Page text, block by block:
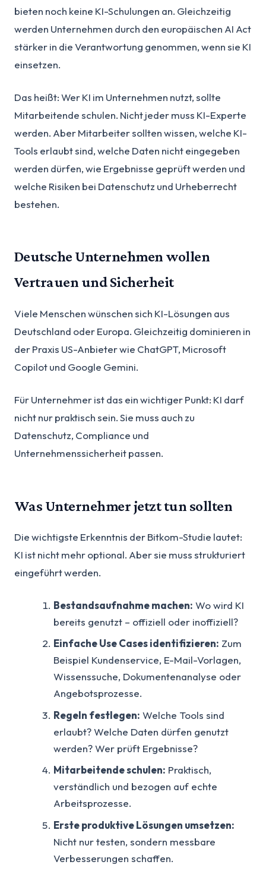
bieten noch keine KI-Schulungen an. Gleichzeitig
werden Unternehmen durch den europäischen AI Act
stärker in die Verantwortung genommen, wenn sie KI
einsetzen.
Das heißt: Wer KI im Unternehmen nutzt, sollte
Mitarbeitende schulen. Nicht jeder muss KI-Experte
werden. Aber Mitarbeiter sollten wissen, welche KI-
Tools erlaubt sind, welche Daten nicht eingegeben
werden dürfen, wie Ergebnisse geprüft werden und
welche Risiken bei Datenschutz und Urheberrecht
bestehen.
Deutsche Unternehmen wollen
Vertrauen und Sicherheit
Viele Menschen wünschen sich KI-Lösungen aus
Deutschland oder Europa. Gleichzeitig dominieren in
der Praxis US-Anbieter wie ChatGPT, Microsoft
Copilot und Google Gemini.
Für Unternehmer ist das ein wichtiger Punkt: KI darf
nicht nur praktisch sein. Sie muss auch zu
Datenschutz, Compliance und
Unternehmenssicherheit passen.
Was Unternehmer jetzt tun sollten
Die wichtigste Erkenntnis der Bitkom-Studie lautet:
KI ist nicht mehr optional. Aber sie muss strukturiert
eingeführt werden.
Bestandsaufnahme machen: Wo wird KI
bereits genutzt – offiziell oder inoffiziell?
Einfache Use Cases identifizieren: Zum
Beispiel Kundenservice, E-Mail-Vorlagen,
Wissenssuche, Dokumentenanalyse oder
Angebotsprozesse.
Regeln festlegen: Welche Tools sind
erlaubt? Welche Daten dürfen genutzt
werden? Wer prüft Ergebnisse?
Mitarbeitende schulen: Praktisch,
verständlich und bezogen auf echte
Arbeitsprozesse.
Erste produktive Lösungen umsetzen:
Nicht nur testen, sondern messbare
Verbesserungen schaffen.